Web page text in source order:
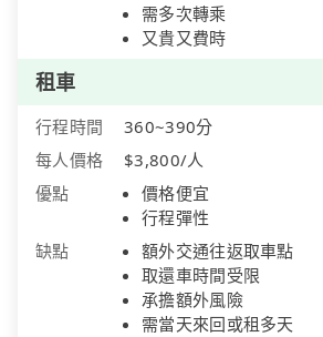
需多次轉乘
又貴又費時
租車
行程時間
360~390分
每人價格
$3,800/人
優點
價格便宜
行程彈性
缺點
額外交通往返取車點
取還車時間受限
承擔額外風險
需當天來回或租多天